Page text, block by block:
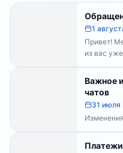
1
Привет!
из вас
Важное
чатов
31 июля
Каналы
Платежи